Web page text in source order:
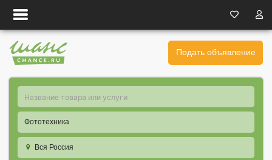
Подать объявление
Фототехника
Вся Россия